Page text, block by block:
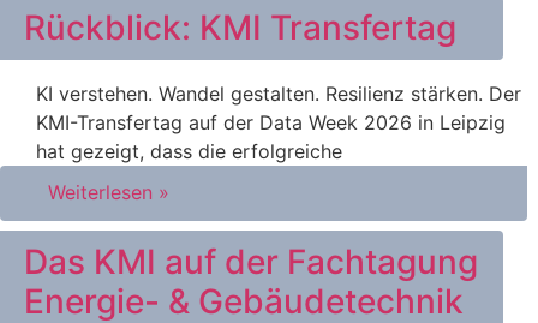
Rückblick: KMI Transfertag
KI verstehen. Wandel gestalten. Resilienz stärken. Der
KMI-Transfertag auf der Data Week 2026 in Leipzig
hat gezeigt, dass die erfolgreiche
Weiterlesen »
Das KMI auf der Fachtagung
Energie- & Gebäudetechnik